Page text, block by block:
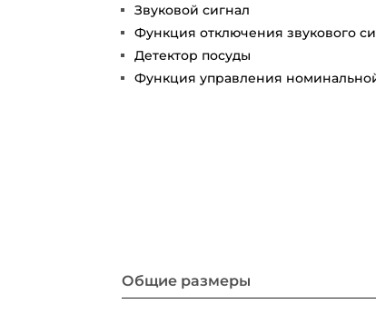
Звуковой сигнал
Функция отключения звукового
Детектор посуды
Функция управления
Общие размеры